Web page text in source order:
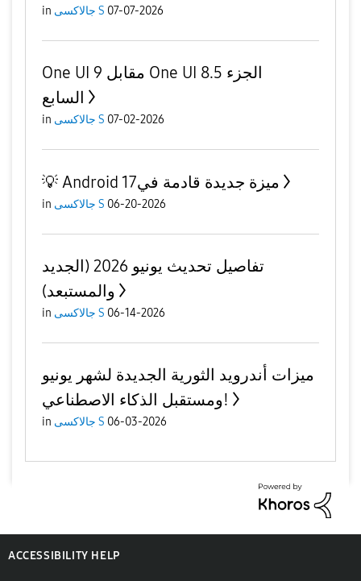
in جالاكسى S 07-07-2026
One UI 9 مقابل One UI 8.5 الجزء
السابع
in جالاكسى S 07-02-2026
​💡 Android 17ميزة جديدة قادمة في
in جالاكسى S 06-20-2026
تفاصيل تحديث يونيو 2026 (الجديد
والمستبعد)
in جالاكسى S 06-14-2026
ميزات أندرويد الثورية الجديدة لشهر يونيو
ومستقبل الذكاء الاصطناعي!
in جالاكسى S 06-03-2026
ACCESSIBILITY HELP